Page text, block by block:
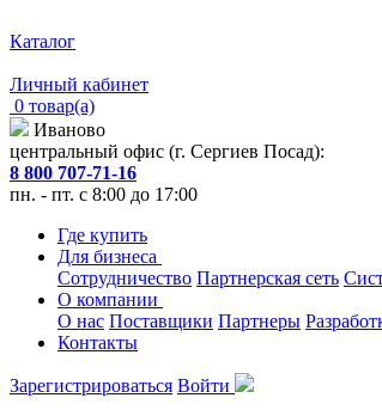
Каталог
Личный кабинет
0 товар(а)
Иваново
центральный офис (г. Сергиев Посад):
8 800 707-71-16
пн. - пт. с 8:00 до 17:00
Где купить
Для бизнеса
Сотрудничество Партнерская сеть
О компании
О нас Поставщики Партнеры
Контакты
Зарегистрироваться Войти